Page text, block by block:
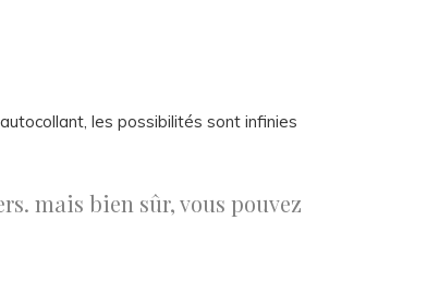
les possibilités sont infinies
mais bien sûr, vous pouvez